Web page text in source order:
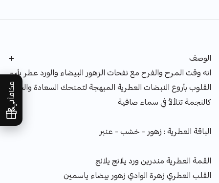
مكافآتي
الوصف
انه وقت المرح والفرح مع نفحات الزهور البيضاء والورد عطر يأسر
القلوب بأروع النبضات العطرية المبهجة لتمنحك السعادة والحرية
كالنجمة تتلألأ في سماء صافية
الباقة العطرية : زهور - خشب - عنبر
القمة العطرية مندرين ورد يلانج يلانج
القلب العطري زهرة الوادي زهور بيضاء ياسمين